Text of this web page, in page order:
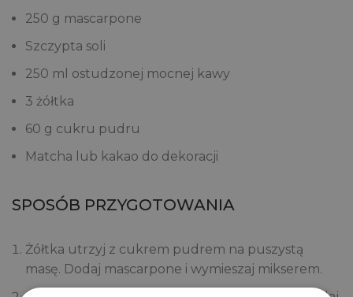
250 g mascarpone
Szczypta soli
250 ml ostudzonej mocnej kawy
3 żółtka
60 g cukru pudru
Matcha lub kakao do dekoracji
SPOSÓB PRZYGOTOWANIA
Żółtka utrzyj z cukrem pudrem na puszystą
masę. Dodaj mascarpone i wymieszaj mikserem.